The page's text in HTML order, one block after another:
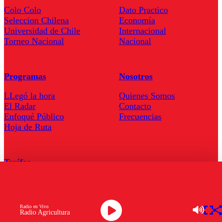
Radio Agricultura
Radio en Vivo
Colo Colo
Seleccion Chilena
Universidad de Chile
Torneo Nacional
Dato Practico
Economía
Internacional
Nacional
Programas
LLegó la hora
El Radar
Enfoqué Público
Hoja de Ruta
Nosotros
Quienes Somos
Contacto
Frecuencias
Tarifas